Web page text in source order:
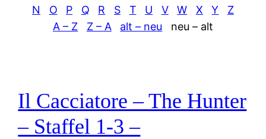
N
O P Q R S T U V W X Y
Z
A – Z
Z – A alt – neu neu – alt
Il Cacciatore – The Hunter
– Staffel 1-3 –